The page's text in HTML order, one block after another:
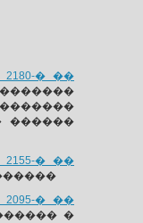
� ��
������
� ��
� ��
�